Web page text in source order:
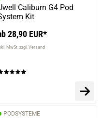
Caliburn G4 Pod
Kit
28,90 EUR*
MwSt. zzgl. Versand
PODSYSTEME